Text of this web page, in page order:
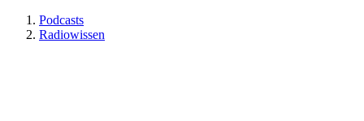
Podcasts
Radiowissen